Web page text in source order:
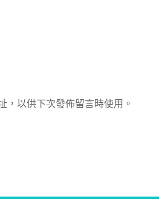
，以供下次發佈留言時使用。